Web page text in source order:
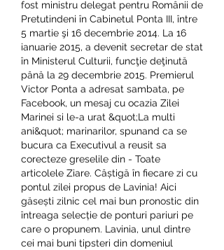
fost ministru delegat pentru Românii de
Pretutindeni în Cabinetul Ponta III, între
5 martie şi 16 decembrie 2014. La 16
ianuarie 2015, a devenit secretar de stat
în Ministerul Culturii, funcţie deţinută
până la 29 decembrie 2015. Premierul
Victor Ponta a adresat sambata, pe
Facebook, un mesaj cu ocazia Zilei
Marinei si le-a urat &quot;La multi
ani&quot; marinarilor, spunand ca se
bucura ca Executivul a reusit sa
corecteze greselile din - Toate
articolele Ziare. Câștigă în fiecare zi cu
pontul zilei propus de Lavinia! Aici
găsești zilnic cel mai bun pronostic din
întreaga selecție de ponturi pariuri pe
care o propunem. Lavinia, unul dintre
cei mai buni tipsteri din domeniul